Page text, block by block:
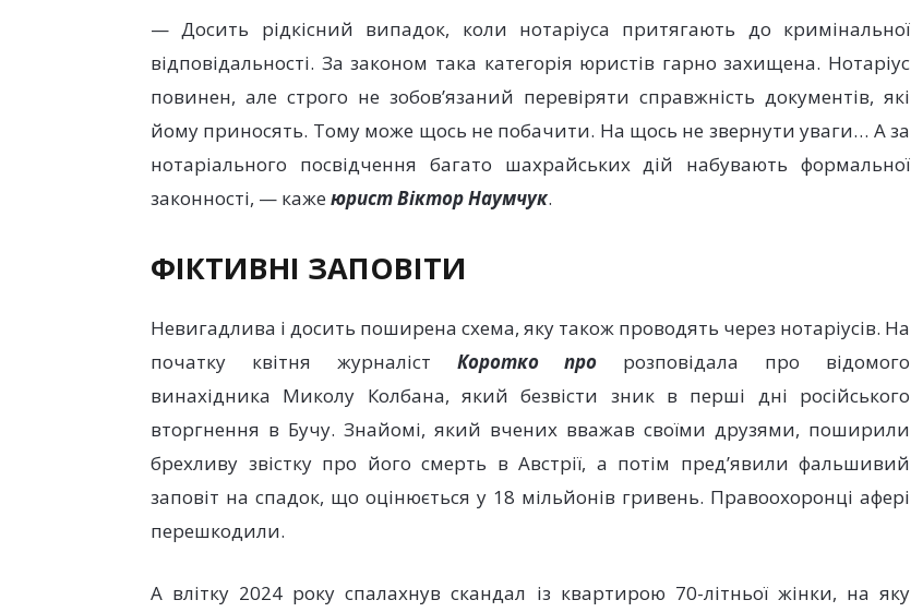
— Досить рідкісний випадок, коли нотаріуса притягають до кримінальної
відповідальності. За законом така категорія юристів гарно захищена. Нотаріус
повинен, але строго не зобов’язаний перевіряти справжність документів, які
йому приносять. Тому може щось не побачити. На щось не звернути уваги… А за
нотаріального посвідчення багато шахрайських дій набувають формальної
законності, — каже юрист Віктор Наумчук.
ФІКТИВНІ ЗАПОВІТИ
Невигадлива і досить поширена схема, яку також проводять через нотаріусів. На
початку квітня журналіст Коротко про розповідала про відомого
винахідника Миколу Колбана, який безвісти зник в перші дні російського
вторгнення в Бучу. Знайомі, який вчених вважав своїми друзями, поширили
брехливу звістку про його смерть в Австрії, а потім пред’явили фальшивий
заповіт на спадок, що оцінюється у 18 мільйонів гривень. Правоохоронці афері
перешкодили.
А влітку 2024 року спалахнув скандал із квартирою 70-літньої жінки, на яку